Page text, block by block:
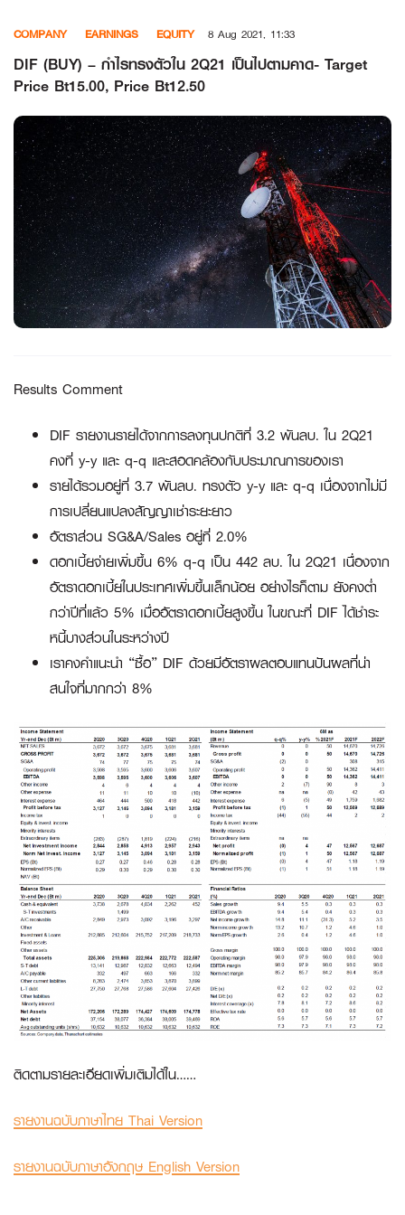
content
COMPANY EARNINGS EQUITY 8 Aug 2021, 11:33
DIF (BUY) – กำไรทรงตัวใน 2Q21 เป็นไปตามคาด- Target
Price Bt15.00, Price Bt12.50
Results Comment
DIF รายงานรายได้จากการลงทุนปกติที่ 3.2 พันลบ. ใน 2Q21
คงที่ y-y และ q-q และสอดคล้องกับประมาณการของเรา
รายได้รวมอยู่ที่ 3.7 พันลบ. ทรงตัว y-y และ q-q เนื่องจากไม่มี
การเปลี่ยนแปลงสัญญาเช่าระยะยาว
อัตราส่วน SG&A/Sales อยู่ที่ 2.0%
ดอกเบี้ยจ่ายเพิ่มขึ้น 6% q-q เป็น 442 ลบ. ใน 2Q21 เนื่องจาก
อัตราดอกเบี้ยในประเทศเพิ่มขึ้นเล็กน้อย อย่างไรก็ตาม ยังคงต่ำ
กว่าปีที่แล้ว 5% เมื่ออัตราดอกเบี้ยสูงขึ้น ในขณะที่ DIF ได้ชำระ
หนี้บางส่วนในระหว่างปี
เราคงคำแนะนำ “ซื้อ” DIF ด้วยมีอัตราผลตอบแทนปันผลที่น่า
สนใจที่มากกว่า 8%
ติดตามรายละเอียดเพิ่มเติมได้ใน……
รายงานฉบับภาษาไทย Thai Version
รายงานฉบับภาษาอังกฤษ English Version